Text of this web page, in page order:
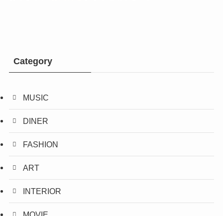
Category
MUSIC
DINER
FASHION
ART
INTERIOR